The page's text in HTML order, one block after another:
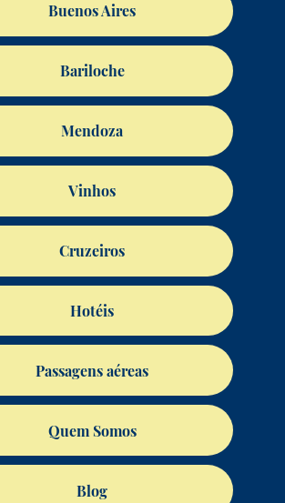
Buenos Aires
Bariloche
Mendoza
Vinhos
Cruzeiros
Hotéis
Passagens aéreas
Quem Somos
Blog